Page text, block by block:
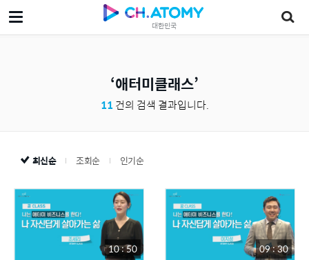
대한민국
애터미클래스
11 건의 검색 결과입니다.
최신순 조회순 인기순
10 : 50 09 : 30